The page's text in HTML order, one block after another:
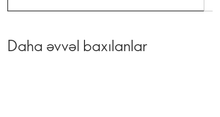
Daha əvvəl baxılanlar